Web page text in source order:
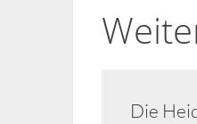
Die